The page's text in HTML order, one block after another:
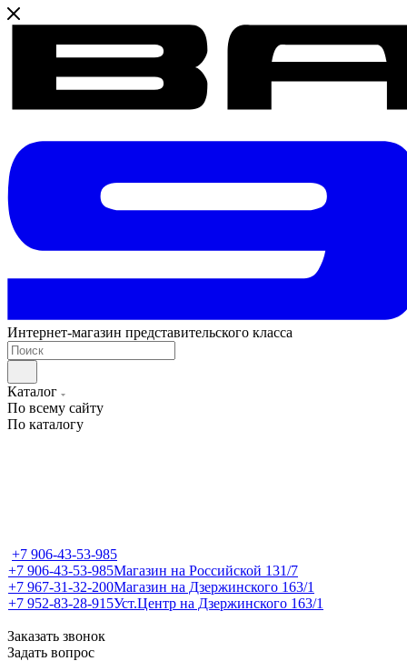
Интернет-магазин представительского класса
Каталог
По всему сайту
По каталогу
+7 906-43-53-985
+7 906-43-53-985Магазин на Российской 131/7
+7 967-31-32-200Магазин на Дзержинского 163/1
+7 952-83-28-915Уст.Центр на Дзержинского 163/1
Заказать звонок
Задать вопрос